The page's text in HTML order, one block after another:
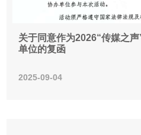
关于同意作为2026“传媒之
单位的复函
2025-09-04